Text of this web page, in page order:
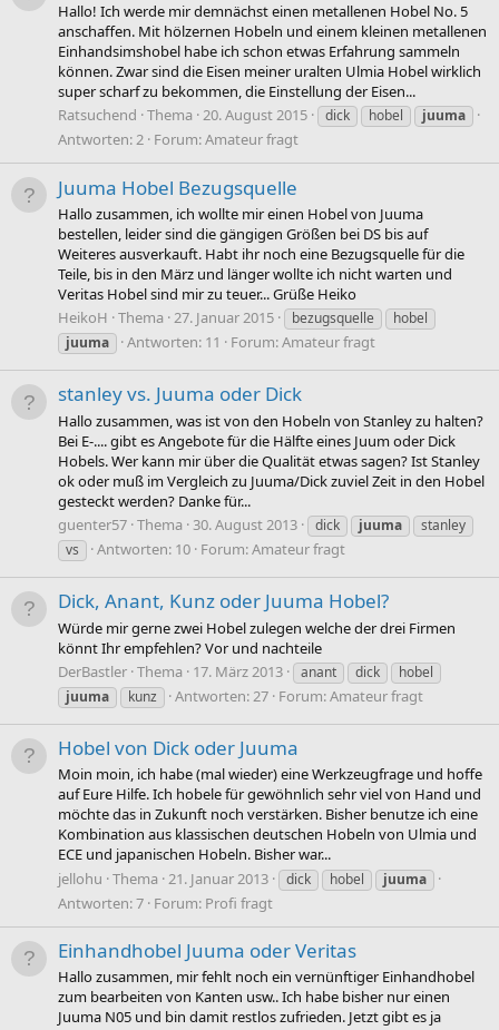
Hallo! Ich werde mir demnächst einen metallenen Hobel No. 5
anschaffen. Mit hölzernen Hobeln und einem kleinen metallenen
Einhandsimshobel habe ich schon etwas Erfahrung sammeln
können. Zwar sind die Eisen meiner uralten Ulmia Hobel wirklich
super scharf zu bekommen, die Einstellung der Eisen...
Ratsuchend Thema 20. August 2015 dick hobel juuma
Antworten: 2 Forum:Amateur fragt
Juuma Hobel Bezugsquelle
Hallo zusammen, ich wollte mir einen Hobel von Juuma
bestellen, leider sind die gängigen Größen bei DS bis auf
Weiteres ausverkauft. Habt ihr noch eine Bezugsquelle für die
Teile, bis in den März und länger wollte ich nicht warten und
Veritas Hobel sind mir zu teuer... Grüße Heiko
HeikoH Thema 27. Januar 2015 bezugsquelle
hobel
juuma
Antworten: 11 Forum:Amateur fragt
stanley vs. Juuma oder Dick
Hallo zusammen, was ist von den Hobeln von Stanley zu halten?
Bei E-.... gibt es Angebote für die Hälfte eines Juum oder Dick
Hobels. Wer kann mir über die Qualität etwas sagen? Ist Stanley
ok oder muß im Vergleich zu Juuma/Dick zuviel Zeit in den Hobel
gesteckt werden? Danke für...
guenter57 Thema 30. August 2013 dick juuma
stanley
vs
Antworten: 10 Forum:Amateur fragt
Dick, Anant, Kunz oder Juuma Hobel?
Würde mir gerne zwei Hobel zulegen welche der drei Firmen
könnt Ihr empfehlen? Vor und nachteile
DerBastler Thema 17. März 2013 anant dick
hobel
juuma
kunz Antworten: 27 Forum:Amateur fragt
Hobel von Dick oder Juuma
Moin moin, ich habe (mal wieder) eine Werkzeugfrage und hoffe
auf Eure Hilfe. Ich hobele für gewöhnlich sehr viel von Hand und
möchte das in Zukunft noch verstärken. Bisher benutze ich eine
Kombination aus klassischen deutschen Hobeln von Ulmia und
ECE und japanischen Hobeln. Bisher war...
jellohu Thema 21. Januar 2013 dick hobel juuma
Antworten: 7 Forum: Profi fragt
Einhandhobel Juuma oder Veritas
Hallo zusammen, mir fehlt noch ein vernünftiger Einhandhobel
zum bearbeiten von Kanten usw.. Ich habe bisher nur einen
Juuma N05 und bin damit restlos zufrieden. Jetzt gibt es ja